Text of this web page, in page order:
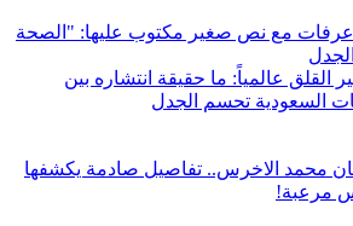
القلق عالمياً: ما حقيقة انتشاره بين
السعودية تحسم الجدل
محمد الاخرس.. تفاصيل صادمة يكشفها
مرعبة!